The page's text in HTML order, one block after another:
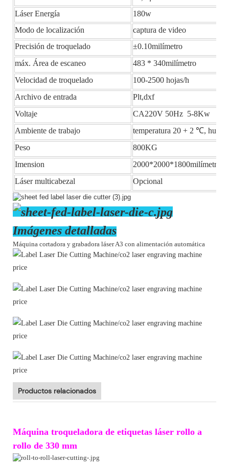
Láser Energía
180w
Modo de localización
captura de video
Precisión de troquelado
±0.10milímetro
máx. Área de escaneo
483 * 340milímetro
Velocidad de troquelado
100-2500 hojas/h
Archivo de entrada
Plt,dxf
Voltaje
CA220V 50Hz 5-8Kw
Ambiente de trabajo
temperatura 20 + 2 ℃,
Peso
800KG
Imension
2000*2000*1800milímetro
Láser multicabezal
Opcional
Imágenes detalladas
Máquina cortadora y grabadora láser A3 con alimentación automática
Productos relacionados
Máquina troqueladora de etiquetas láser rollo a
rollo de 330 mm